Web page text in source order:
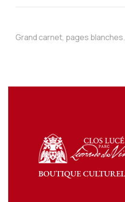
Grand carnet, pages blanches.